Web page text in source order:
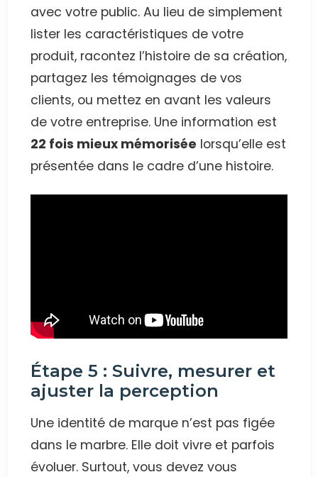
avec votre public. Au lieu de simplement
lister les caractéristiques de votre
produit, racontez l’histoire de sa création,
partagez les témoignages de vos
clients, ou mettez en avant les valeurs
de votre entreprise. Une information est
22 fois mieux mémorisée lorsqu’elle est
présentée dans le cadre d’une histoire.
Étape 5 : Suivre, mesurer et
ajuster la perception
Une identité de marque n’est pas figée
dans le marbre. Elle doit vivre et parfois
évoluer. Surtout, vous devez vous